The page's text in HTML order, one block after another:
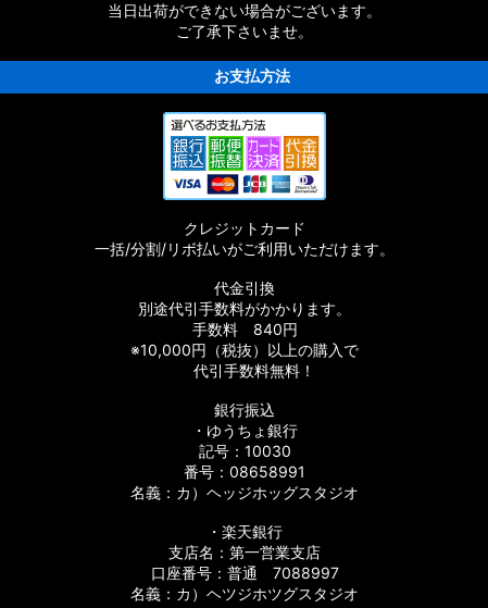
当日出荷ができない場合がございます。
ご了承下さいませ。
お支払方法
クレジットカード
一括/分割/リボ払いがご利用いただけます。
代金引換
別途代引手数料がかかります。
手数料 840円
※10,000円（税抜）以上の購入で
代引手数料無料！
銀行振込
・ゆうちょ銀行
記号：10030
番号：08658991
名義：カ）ヘッジホッグスタジオ
・楽天銀行
支店名：第一営業支店
口座番号：普通 7088997
名義：カ）ヘツジホツグスタジオ